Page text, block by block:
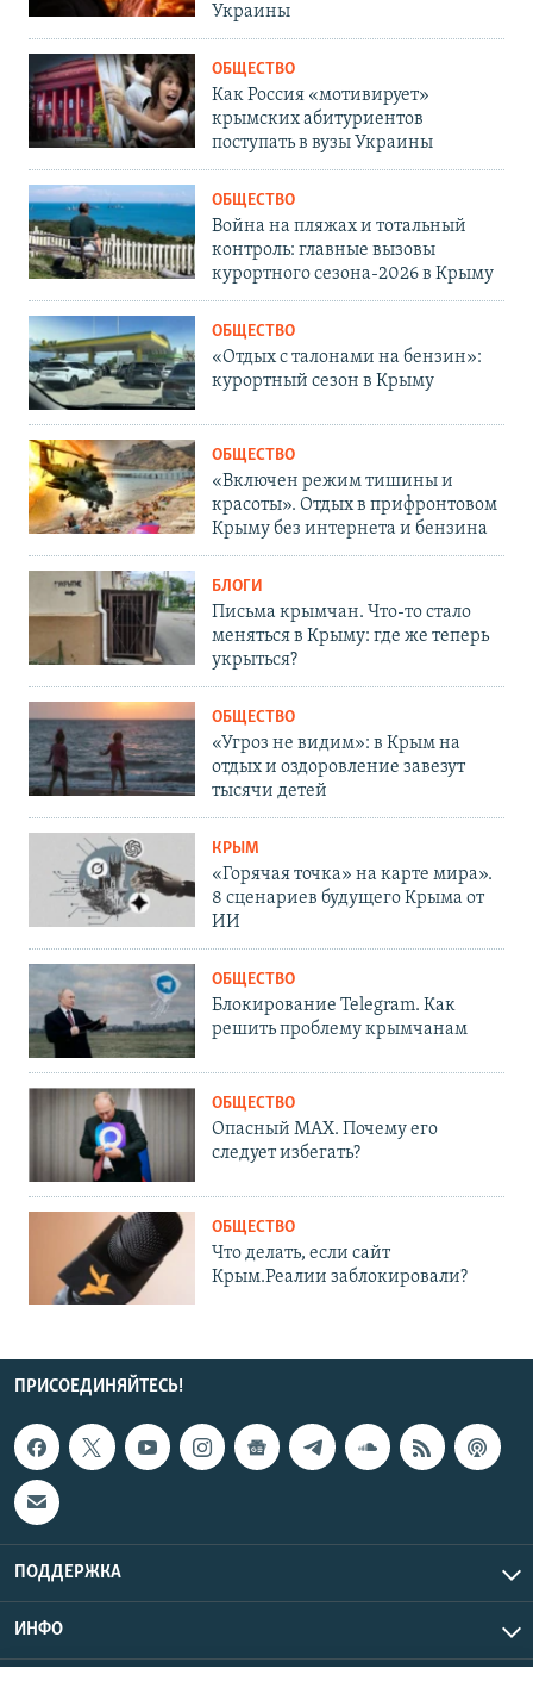
Украины
ОБЩЕСТВО
Как Россия «мотивирует»
крымских абитуриентов
поступать в вузы Украины
ОБЩЕСТВО
Война на пляжах и тотальный
контроль: главные вызовы
курортного сезона-2026 в Крыму
ОБЩЕСТВО
«Отдых с талонами на бензин»:
курортный сезон в Крыму
ОБЩЕСТВО
«Включен режим тишины и
красоты». Отдых в прифронтовом
Крыму без интернета и бензина
БЛОГИ
Письма крымчан. Что-то стало
меняться в Крыму: где же теперь
укрыться?
ОБЩЕСТВО
«Угроз не видим»: в Крым на
отдых и оздоровление завезут
тысячи детей
КРЫМ
«Горячая точка» на карте мира».
8 сценариев будущего Крыма от
ИИ
ОБЩЕСТВО
Блокирование Telegram. Как
решить проблему крымчанам
ОБЩЕСТВО
Опасный MAX. Почему его
следует избегать?
ОБЩЕСТВО
Что делать, если сайт
Крым.Реалии заблокировали?
ПРИСОЕДИНЯЙТЕСЬ!
ПОДДЕРЖКА
ИНФО